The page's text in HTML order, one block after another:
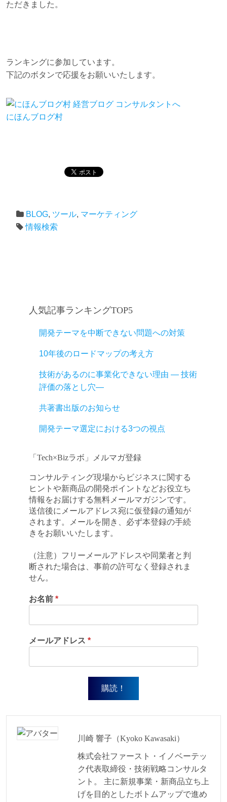
ただきました。
ランキングに参加しています。
下記のボタンで応援をお願いいたします。
にほんブログ村
BLOG, ツール, マーケティング
情報検索
人気記事ランキングTOP5
開発テーマを中断できない問題への対策
10年後のロードマップの考え方
技術があるのに事業化できない理由 ― 技術
評価の落とし穴―
共著書出版のお知らせ
開発テーマ選定における3つの視点
「Tech×Bizラボ」メルマガ登録
コンサルティング現場からビジネスに関する
ヒントや新商品の開発ポイントなどお役立ち
情報をお届けする無料メールマガジンです。
送信後にメールアドレス宛に仮登録の通知が
されます。メールを開き、必ず本登録の手続
きをお願いいたします。
（注意）フリーメールアドレスや同業者と判
断された場合は、事前の許可なく登録されま
せん。
お名前 *
メールアドレス *
川崎 響子（Kyoko Kawasaki）
株式会社ファースト・イノベーテッ
ク代表取締役・技術戦略コンサルタ
ント。 主に新規事業・新商品立ち上
げを目的としたボトムアップで進め